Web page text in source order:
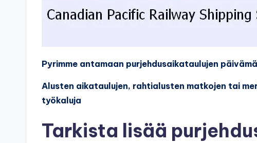
Pyrimme antamaan purjehdusaikataulujen
Alusten aikataulujen, rahtialusten matkojen tai
työkaluja
Tarkista lisää